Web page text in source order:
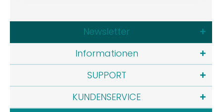
KUNDENSERVICE
SUPPORT
Informationen
Newsletter